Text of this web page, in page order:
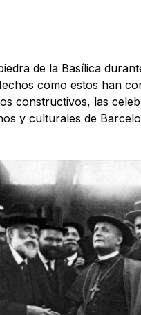
de la Basílica
como estos han
constructivos, las
y culturales de